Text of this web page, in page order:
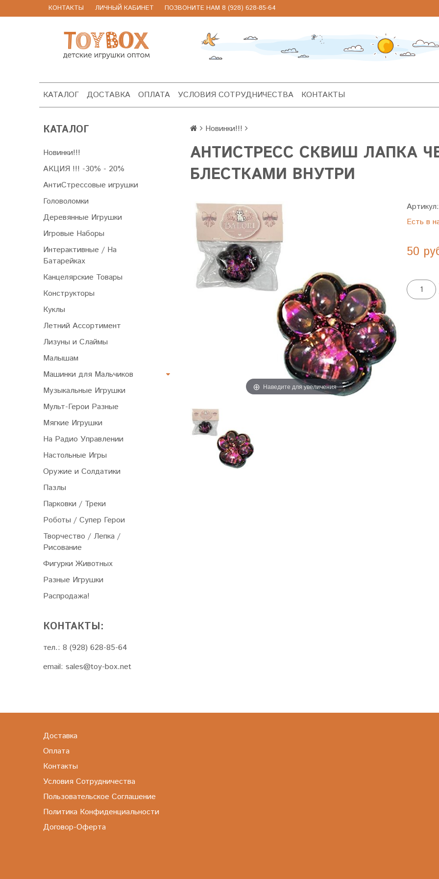
КОНТАКТЫ ЛИЧНЫЙ КАБИНЕТ ПОЗВОНИТЕ НАМ 8 (928) 628-85-64
КАТАЛОГ ДОСТАВКА ОПЛАТА УСЛОВИЯ СОТРУДНИЧЕСТВА КОНТАКТЫ
КАТАЛОГ
Новинки!!!
АКЦИЯ !!! -30% - 20%
АнтиСтрессовые игрушки
Головоломки
Деревянные Игрушки
Игровые Наборы
Интерактивные / На
Батарейках
Канцелярские Товары
Конструкторы
Куклы
Летний Ассортимент
Лизуны и Слаймы
Малышам
Машинки для Мальчиков
Музыкальные Игрушки
Мульт-Герои Разные
Мягкие Игрушки
На Радио Управлении
Настольные Игры
Оружие и Солдатики
Пазлы
Парковки / Треки
Роботы / Супер Герои
Творчество / Лепка /
Рисование
Фигурки Животных
Разные Игрушки
Распродажа!
КОНТАКТЫ:
тел.: 8 (928) 628-85-64
email: sales@toy-box.net
Новинки!!!
АНТИСТРЕСС СКВИШ ЛАПКА
БЛЕСТКАМИ ВНУТРИ
Наведите для увеличения
Артикул:
Есть в
50
Доставка
Оплата
Контакты
Условия Сотрудничества
Пользовательское Соглашение
Политика Конфиденциальности
Договор-Оферта